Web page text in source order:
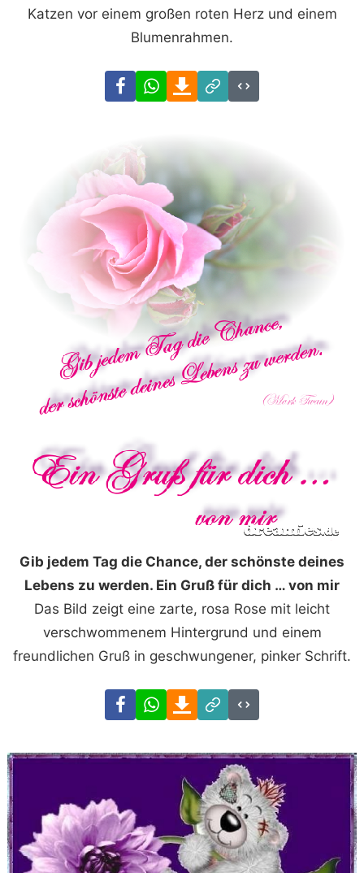
Katzen vor einem großen roten Herz und einem
Blumenrahmen.
FacebookWhatsAppDownload
Link
Code
Gib jedem Tag die Chance, der schönste deines
Lebens zu werden. Ein Gruß für dich … von mir
Das Bild zeigt eine zarte, rosa Rose mit leicht
verschwommenem Hintergrund und einem
freundlichen Gruß in geschwungener, pinker Schrift.
FacebookWhatsAppDownload
Link
Code